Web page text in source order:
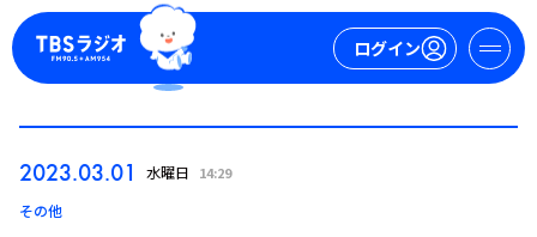
ログイン
2023.03.01 水曜日 14:29
その他